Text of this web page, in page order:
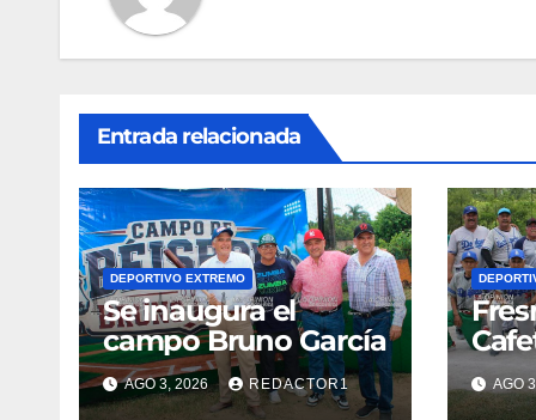
Entrada relacionada
DEPORTIVO EXTREMO
Se inaugura el
campo Bruno García
AGO 3, 2026 REDACTOR1 AGO